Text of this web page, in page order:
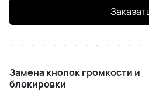
Замена кнопок громкости и
блокировки